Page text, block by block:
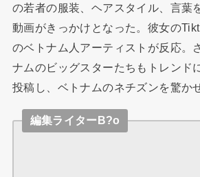
の若者の服装、ヘアスタイル、言葉
動画がきっかけとなった。彼女の
のベトナム人アーティストが反応。
ナムのビッグスターたちもトレンド
投稿し、ベトナムのネチズンを驚か
編集ライターB?o